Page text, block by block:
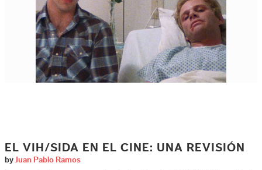
EL VIH/SIDA EN EL CINE: UNA REVISIÓN
by Juan Pablo Ramos